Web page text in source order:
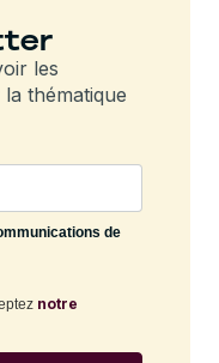
les
thématique
de
notre